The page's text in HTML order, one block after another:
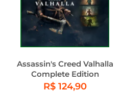
Assassin's Creed Valhalla
Complete Edition
R$ 124,90